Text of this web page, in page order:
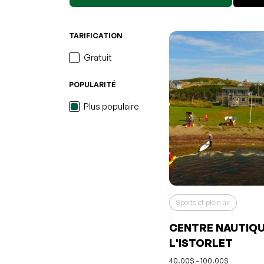
TARIFICATION
Gratuit
POPULARITÉ
Plus populaire
favoris
Événement retiré de
Sports et plein air
CENTRE
L'ISTORLET
40.00$ - 100.00$